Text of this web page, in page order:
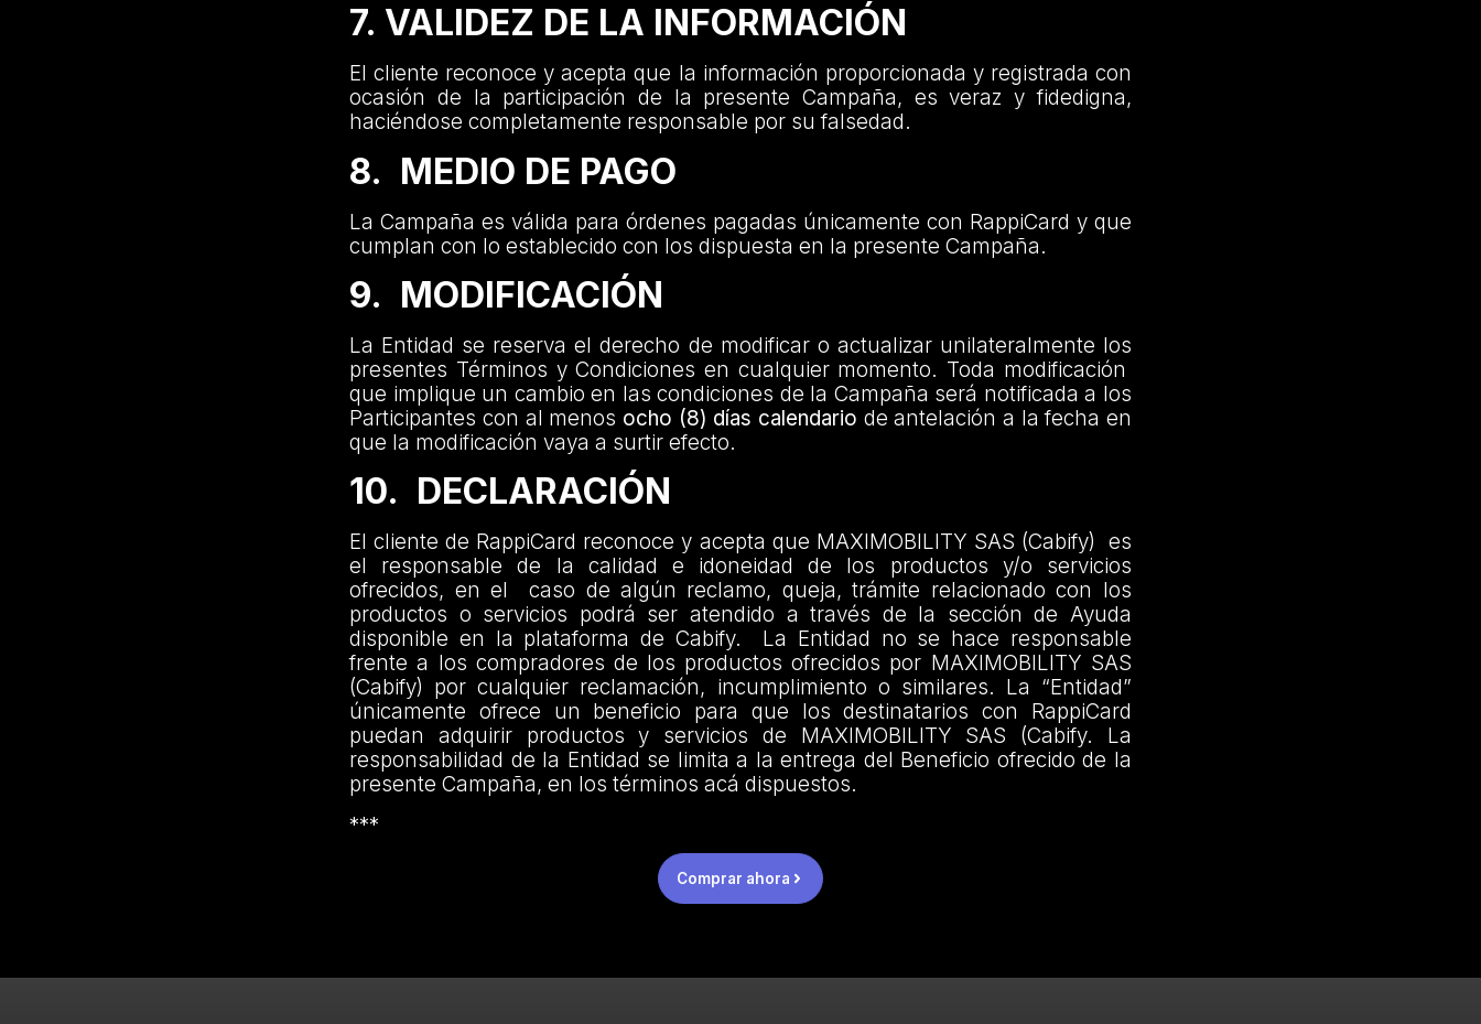
7. VALIDEZ DE LA INFORMACIÓN
El cliente reconoce y acepta que la información proporcionada y registrada con
ocasión de la participación de la presente Campaña, es veraz y fidedigna,
haciéndose completamente responsable por su falsedad.
8. MEDIO DE PAGO
La Campaña es válida para órdenes pagadas únicamente con RappiCard y que
cumplan con lo establecido con los dispuesta en la presente Campaña.
9. MODIFICACIÓN
La Entidad se reserva el derecho de modificar o actualizar unilateralmente los
presentes Términos y Condiciones en cualquier momento. Toda modificación
que implique un cambio en las condiciones de la Campaña será notificada a los
Participantes con al menos ocho (8) días calendario de antelación a la fecha en
que la modificación vaya a surtir efecto.
10. DECLARACIÓN
El cliente de RappiCard reconoce y acepta que MAXIMOBILITY SAS (Cabify) es
el responsable de la calidad e idoneidad de los productos y/o servicios
ofrecidos, en el caso de algún reclamo, queja, trámite relacionado con los
productos o servicios podrá ser atendido a través de la sección de Ayuda
disponible en la plataforma de Cabify. La Entidad no se hace responsable
frente a los compradores de los productos ofrecidos por MAXIMOBILITY SAS
(Cabify) por cualquier reclamación, incumplimiento o similares. La “Entidad”
únicamente ofrece un beneficio para que los destinatarios con RappiCard
puedan adquirir productos y servicios de MAXIMOBILITY SAS (Cabify. La
responsabilidad de la Entidad se limita a la entrega del Beneficio ofrecido de la
presente Campaña, en los términos acá dispuestos.
***
Comprar ahora